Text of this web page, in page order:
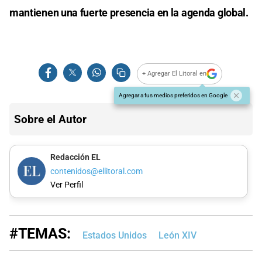
mantienen una fuerte presencia en la agenda global.
+ Agregar El Litoral en
Agregar a tus medios preferidos en Google
Sobre el Autor
Redacción EL
contenidos@ellitoral.com
Ver Perfil
#TEMAS: Estados Unidos León XIV